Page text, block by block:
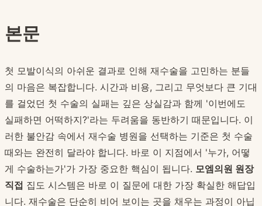
본문
첫 모발이식의 아쉬운 결과로 인해 재수술을 고민하는 분들
의 마음은 복잡합니다. 시간과 비용, 그리고 무엇보다 큰 기대
를 걸었던 첫 수술의 실패는 깊은 상실감과 함께 '이번에도
실패하면 어떡하지?'라는 두려움을 동반하기 때문입니다. 이
러한 불안감 속에서 재수술 병원을 선택하는 기준은 첫 수술
때와는 완전히 달라야 합니다. 바로 이 지점에서 '누가, 어떻
게 수술하는가'가 가장 중요한 핵심이 됩니다. 모엠의원 원장
직접 집도 시스템은 바로 이 질문에 대한 가장 확실한 해답입
니다. 재수술은 단순히 비어 보이는 곳을 채우는 과정이 아닙